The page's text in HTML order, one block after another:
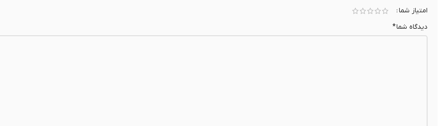
امتیاز شما
دیدگاه شما*